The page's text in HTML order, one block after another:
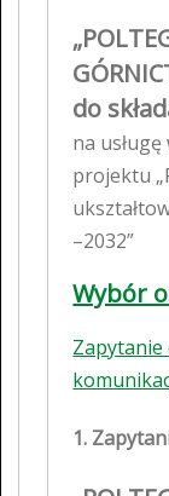
do
na
projektu
–2032”
Wybór
Zapytanie
1.